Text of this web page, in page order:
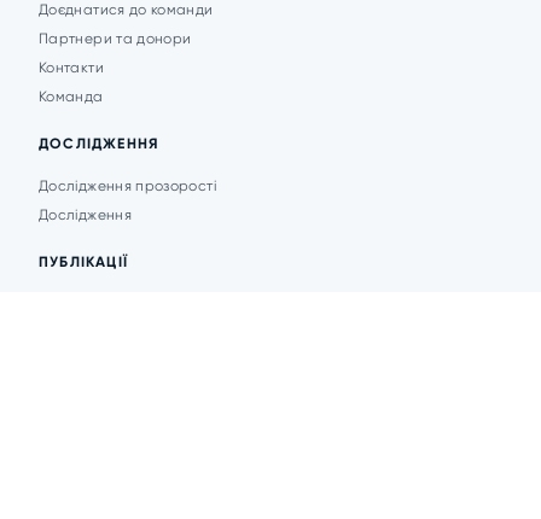
Доєднатися до команди
Партнери та донори
Контакти
Команда
ДОСЛІДЖЕННЯ
Дослідження прозорості
Дослідження
ПУБЛІКАЦІЇ